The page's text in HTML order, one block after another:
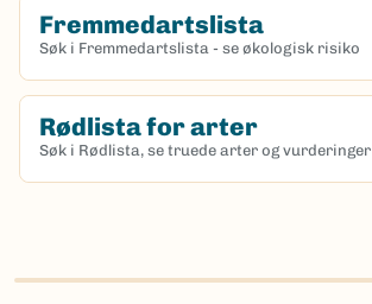
Fremmedartslista
Søk i Fremmedartslista - se økologisk risiko
Rødlista for arter
Søk i Rødlista, se truede arter og vurderinger